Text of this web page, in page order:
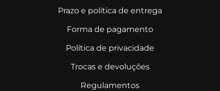
Prazo e política de entrega
Forma de pagamento
Política de privacidade
Trocas e devoluções
Regulamentos